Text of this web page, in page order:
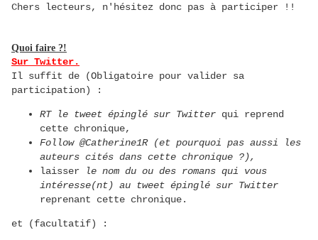
Chers lecteurs, n'hésitez donc pas à participer !!
Quoi faire ?!
Sur Twitter.
Il suffit de (Obligatoire pour valider sa
participation) :
RT le tweet épinglé sur Twitter qui reprend
cette chronique,
Follow @Catherine1R (et pourquoi pas aussi les
auteurs cités dans cette chronique ?),
laisser
le nom du ou des romans qui vous
intéresse(nt) au tweet épinglé sur Twitter
reprenant cette chronique.
et (facultatif) :